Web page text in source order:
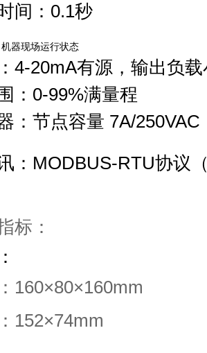
间：0.1秒
器现场运行状态
4-20mA有源，输出负
：0-99%满量程
：节点容量 7A/
：MODBUS-RTU协议
标：
160×80×160mm
152×74mm